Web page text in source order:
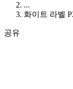
...
화이트 라벨
공유